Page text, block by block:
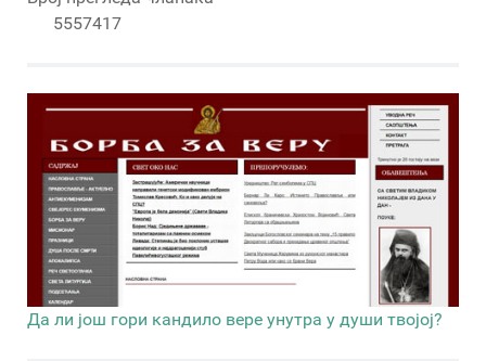
5557417
Да ли још гори кандило вере унутра у души твојој?